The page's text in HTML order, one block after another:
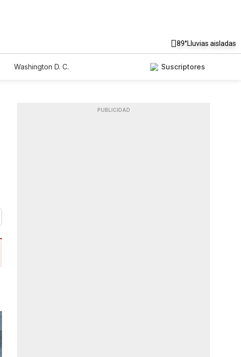
89°Lluvias aisladas
Washington D. C.
Suscriptores
PUBLICIDAD